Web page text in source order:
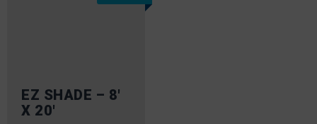
EZ SHADE – 8′
X 20′